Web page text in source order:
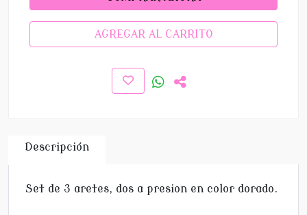
AGREGAR AL CARRITO
Descripción
Set de 3 aretes, dos a presion en color dorado.